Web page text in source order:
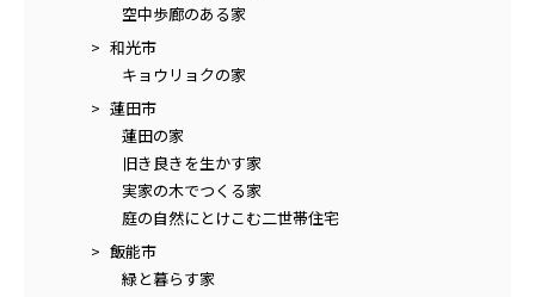
空中歩廊のある家
和光市
キョウリョクの家
蓮田市
蓮田の家
旧き良きを生かす家
実家の木でつくる家
庭の自然にとけこむ二世帯住宅
飯能市
緑と暮らす家